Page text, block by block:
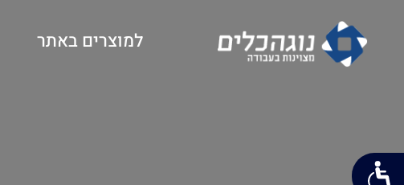
למוצרים באתר